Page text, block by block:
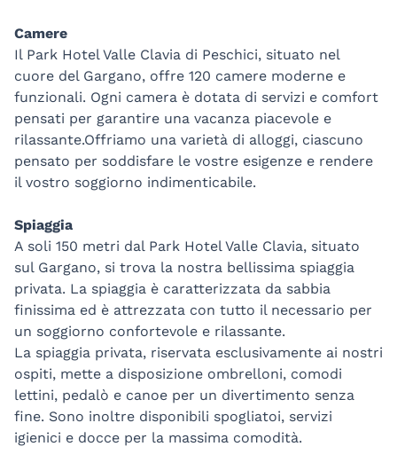
Camere
Il Park Hotel Valle Clavia di Peschici, situato nel
cuore del Gargano, offre 120 camere moderne e
funzionali. Ogni camera è dotata di servizi e comfort
pensati per garantire una vacanza piacevole e
rilassante.Offriamo una varietà di alloggi, ciascuno
pensato per soddisfare le vostre esigenze e rendere
il vostro soggiorno indimenticabile.
Spiaggia
A soli 150 metri dal Park Hotel Valle Clavia, situato
sul Gargano, si trova la nostra bellissima spiaggia
privata. La spiaggia è caratterizzata da sabbia
finissima ed è attrezzata con tutto il necessario per
un soggiorno confortevole e rilassante.
La spiaggia privata, riservata esclusivamente ai nostri
ospiti, mette a disposizione ombrelloni, comodi
lettini, pedalò e canoe per un divertimento senza
fine. Sono inoltre disponibili spogliatoi, servizi
igienici e docce per la massima comodità.